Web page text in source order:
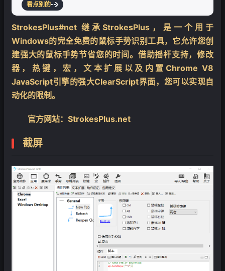
看点别的
StrokesPlus#net 继承StrokesPlus，是一个用于
Windows的完全免费的鼠标手势识别工具，它允许您创
建强大的鼠标手势节省您的时间。借助摇杆支持，修改
器，热键，宏，文本扩展以及内置Chrome V8
JavaScript引擎的强大ClearScript界面​​，您可以实现自
动化的限制。
官方网站：StrokesPlus.net
截屏